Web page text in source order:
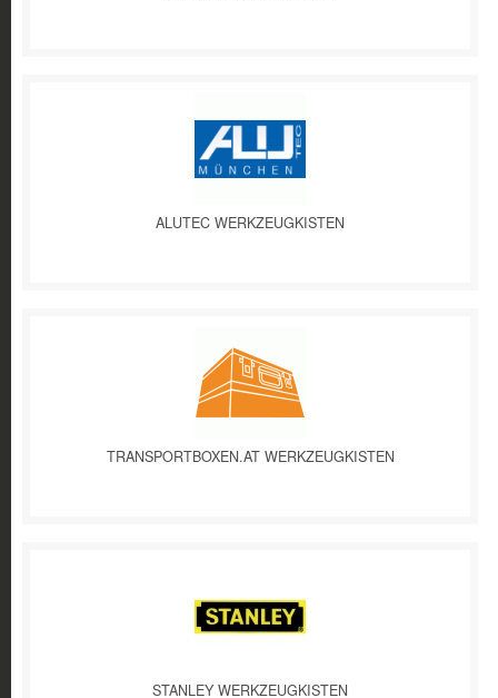
ALUTEC WERKZEUGKISTEN
TRANSPORTBOXEN.AT WERKZEUGKISTEN
STANLEY WERKZEUGKISTEN